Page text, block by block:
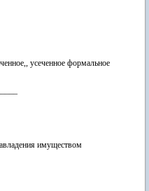
усеченное формальное
имуществом